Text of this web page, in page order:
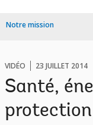
Notre mission
VIDÉO 23 JUILLET 2014
Santé,
protection